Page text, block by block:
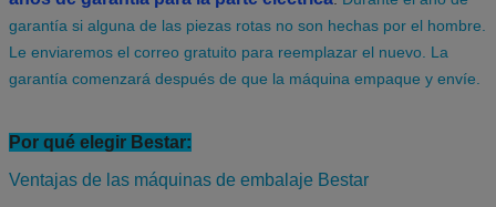
garantía si alguna de las piezas rotas no son hechas por el hombre.
Le enviaremos el correo gratuito para reemplazar el nuevo. La
garantía comenzará después de que la máquina empaque y envíe.
Por qué elegir Bestar:
Ventajas de las máquinas de embalaje Bestar